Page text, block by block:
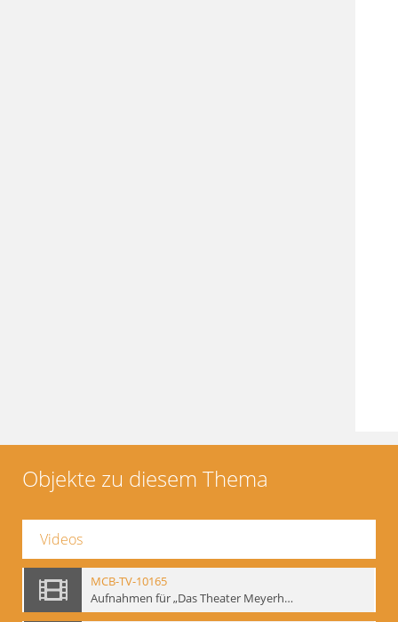
Objekte zu diesem Thema
Videos
MCB-TV-10165
Aufnahmen für „Das Theater Meyerholds und die Biomechanik“ (14). Interview von Jörg Bochow mit Gennadij Bogdanow - Interne Signatur: BM-vid-192